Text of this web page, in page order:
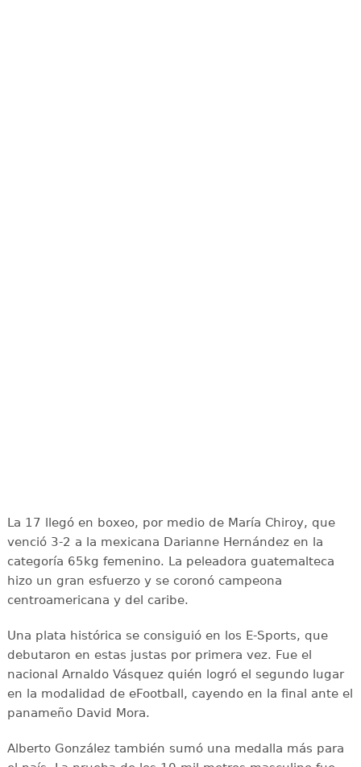
La 17 llegó en boxeo, por medio de María Chiroy, que
venció 3-2 a la mexicana Darianne Hernández en la
categoría 65kg femenino. La peleadora guatemalteca
hizo un gran esfuerzo y se coronó campeona
centroamericana y del caribe.
Una plata histórica se consiguió en los E-Sports, que
debutaron en estas justas por primera vez. Fue el
nacional Arnaldo Vásquez quién logró el segundo lugar
en la modalidad de eFootball, cayendo en la final ante el
panameño David Mora.
Alberto González también sumó una medalla más para